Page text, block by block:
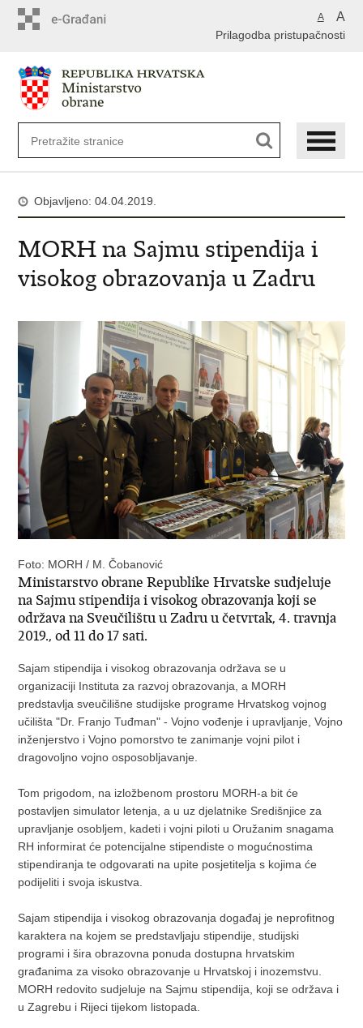
A A
Prilagodba pristupačnosti
Objavljeno: 04.04.2019.
MORH na Sajmu stipendija i
visokog obrazovanja u Zadru
Foto: MORH / M. Čobanović
Ministarstvo obrane Republike Hrvatske sudjeluje
na Sajmu stipendija i visokog obrazovanja koji se
održava na Sveučilištu u Zadru u četvrtak, 4. travnja
2019., od 11 do 17 sati.
Sajam stipendija i visokog obrazovanja održava se u
organizaciji Instituta za razvoj obrazovanja, a MORH
predstavlja sveučilišne studijske programe Hrvatskog vojnog
učilišta "Dr. Franjo Tuđman" - Vojno vođenje i upravljanje, Vojno
inženjerstvo i Vojno pomorstvo te zanimanje vojni pilot i
dragovoljno vojno osposobljavanje.
Tom prigodom, na izložbenom prostoru MORH-a bit će
postavljen simulator letenja, a u uz djelatnike Središnjice za
upravljanje osobljem, kadeti i vojni piloti u Oružanim snagama
RH informirat će potencijalne stipendiste o mogućnostima
stipendiranja te odgovarati na upite posjetitelja s kojima će
podijeliti i svoja iskustva.
Sajam stipendija i visokog obrazovanja događaj je neprofitnog
karaktera na kojem se predstavljaju stipendije, studijski
programi i šira obrazovna ponuda dostupna hrvatskim
građanima za visoko obrazovanje u Hrvatskoj i inozemstvu.
MORH redovito sudjeluje na Sajmu stipendija, koji se održava i
u Zagrebu i Rijeci tijekom listopada.